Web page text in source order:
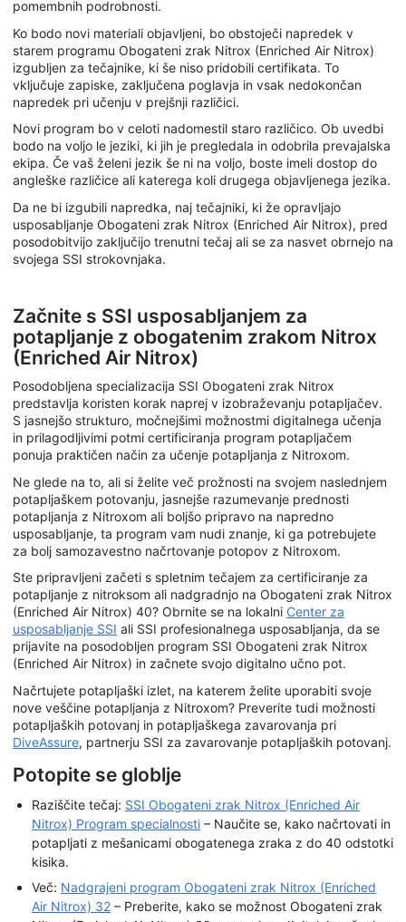
pomembnih podrobnosti.
Ko bodo novi materiali objavljeni, bo obstoječi napredek v
starem programu Obogateni zrak Nitrox (Enriched Air Nitrox)
izgubljen za tečajnike, ki še niso pridobili certifikata. To
vključuje zapiske, zaključena poglavja in vsak nedokončan
napredek pri učenju v prejšnji različici.
Novi program bo v celoti nadomestil staro različico. Ob uvedbi
bodo na voljo le jeziki, ki jih je pregledala in odobrila prevajalska
ekipa. Če vaš želeni jezik še ni na voljo, boste imeli dostop do
angleške različice ali katerega koli drugega objavljenega jezika.
Da ne bi izgubili napredka, naj tečajniki, ki že opravljajo
usposabljanje Obogateni zrak Nitrox (Enriched Air Nitrox), pred
posodobitvijo zaključijo trenutni tečaj ali se za nasvet obrnejo na
svojega SSI strokovnjaka.
Začnite s SSI usposabljanjem za
potapljanje z obogatenim zrakom Nitrox
(Enriched Air Nitrox)
Posodobljena specializacija SSI Obogateni zrak Nitrox
predstavlja koristen korak naprej v izobraževanju potapljačev.
S jasnejšo strukturo, močnejšimi možnostmi digitalnega učenja
in prilagodljivimi potmi certificiranja program potapljačem
ponuja praktičen način za učenje potapljanja z Nitroxom.
Ne glede na to, ali si želite več prožnosti na svojem naslednjem
potapljaškem potovanju, jasnejše razumevanje prednosti
potapljanja z Nitroxom ali boljšo pripravo na napredno
usposabljanje, ta program vam nudi znanje, ki ga potrebujete
za bolj samozavestno načrtovanje potopov z Nitroxom.
Ste pripravljeni začeti s spletnim tečajem za certificiranje za
potapljanje z nitroksom ali nadgradnjo na Obogateni zrak Nitrox
(Enriched Air Nitrox) 40? Obrnite se na lokalni Center za
usposabljanje SSI ali SSI profesionalnega usposabljanja, da se
prijavite na posodobljen program SSI Obogateni zrak Nitrox
(Enriched Air Nitrox) in začnete svojo digitalno učno pot.
Načrtujete potapljaški izlet, na katerem želite uporabiti svoje
nove veščine potapljanja z Nitroxom? Preverite tudi možnosti
potapljaških potovanj in potapljaškega zavarovanja pri
DiveAssure, partnerju SSI za zavarovanje potapljaških potovanj.
Potopite se globlje
Raziščite tečaj: SSI Obogateni zrak Nitrox (Enriched Air
Nitrox) Program specialnosti – Naučite se, kako načrtovati in
potapljati z mešanicami obogatenega zraka z do 40 odstotki
kisika.
Več: Nadgrajeni program Obogateni zrak Nitrox (Enriched
Air Nitrox) 32 – Preberite, kako se možnost Obogateni zrak